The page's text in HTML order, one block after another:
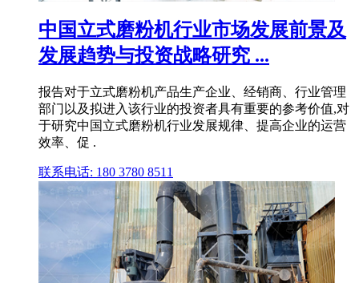
中国立式磨粉机行业市场发展前景及
发展趋势与投资战略研究 ...
报告对于立式磨粉机产品生产企业、经销商、行业管理
部门以及拟进入该行业的投资者具有重要的参考价值,对
于研究中国立式磨粉机行业发展规律、提高企业的运营
效率、促 .
联系电话: 180 3780 8511